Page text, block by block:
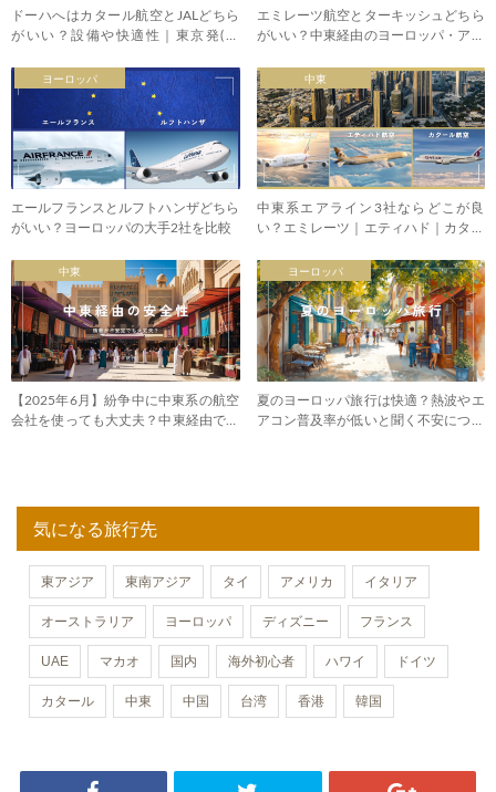
ドーハへはカタール航空とJALどちら
がいい？設備や快適性｜東京発(羽
エミレーツ航空とターキッシュどちら
がいい？中東経由のヨーロッパ・アフ
ヨーロッパ
エールフランスとルフトハンザどちら
がいい？ヨーロッパの大手2社を比較
中東
中東系エアライン3社ならどこが良
い？エミレーツ｜エティハド｜カター
中東
【2025年6月】紛争中に中東系の航空
会社を使っても大丈夫？中東経由でヨ
ヨーロッパ
夏のヨーロッパ旅行は快適？熱波やエ
アコン普及率が低いと聞く不安につい
気になる旅行先
東アジア 東南アジア タイ アメリカ イタリア
オーストラリア ヨーロッパ ディズニー フランス
UAE マカオ 国内 海外初心者 ハワイ ドイツ
カタール 中東 中国 台湾 香港 韓国